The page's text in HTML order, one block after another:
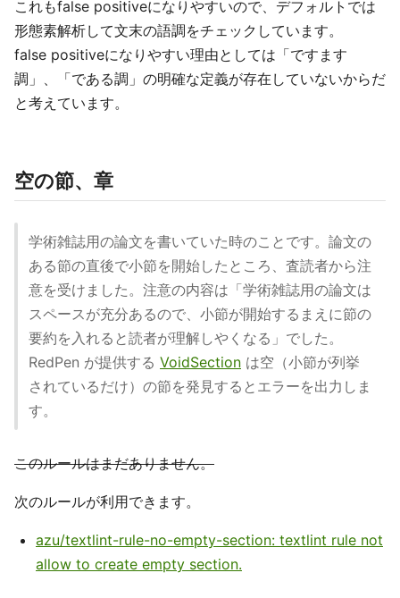
これもfalse positiveになりやすいので、デフォルトでは
形態素解析して文末の語調をチェックしています。
false positiveになりやすい理由としては「ですます
調」、「である調」の明確な定義が存在していないからだ
と考えています。
空の節、章
学術雑誌用の論文を書いていた時のことです。論文の
ある節の直後で小節を開始したところ、査読者から注
意を受けました。注意の内容は「学術雑誌用の論文は
スペースが充分あるので、小節が開始するまえに節の
要約を入れると読者が理解しやくなる」でした。
RedPen が提供する VoidSection は空（小節が列挙
されているだけ）の節を発見するとエラーを出力しま
す。
このルールはまだありません。
次のルールが利用できます。
azu/textlint-rule-no-empty-section: textlint rule not
allow to create empty section.